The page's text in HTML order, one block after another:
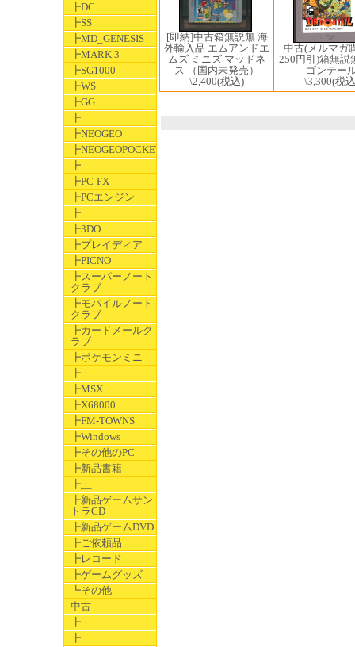
┣DC
┣SS
┣MD_GENESIS
┣MARK 3
┣SG1000
┣WS
┣GG
┣
┣NEOGEO
┣NEOGEOPOCKET
┣
┣PC-FX
┣PCエンジン
┣
┣3DO
┣プレイディア
┣PICNO
┣スーパーノート
クラブ
┣モバイルノート
クラブ
┣カードメールク
ラブ
┣ポケモンミニ
┣
┣MSX
┣X68000
┣FM-TOWNS
┣Windows
┣その他のPC
┣新品書籍
┣__
┣新品ゲームサン
トラCD
┣新品ゲームDVD
┣ご依頼品
┣レコード
┣ゲームグッズ
┗その他
中古
┣
┣
[即納]中古箱無説無 海
外輸入品 エムアンドエ
ムズ ミニズ マッドネ
ス （国内未発売）
\2,400(税込)
中古(メルマガ
250円引)箱無説
ゴンテー
\3,300(税